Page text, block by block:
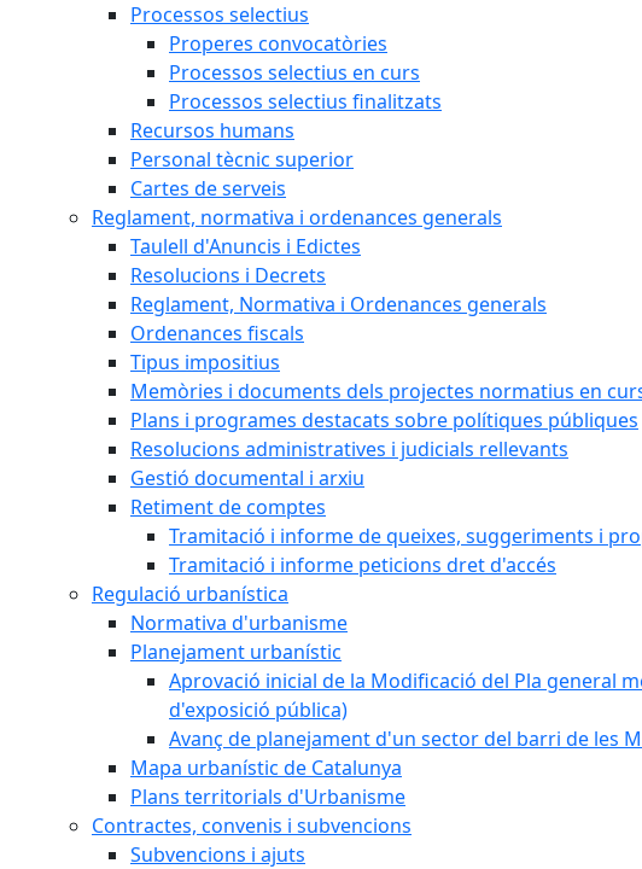
Processos selectius
Properes convocatòries
Processos selectius en curs
Processos selectius finalitzats
Recursos humans
Personal tècnic superior
Cartes de serveis
Reglament, normativa i ordenances generals
Taulell d'Anuncis i Edictes
Resolucions i Decrets
Reglament, Normativa i Ordenances generals
Ordenances fiscals
Tipus impositius
Memòries i documents dels projectes normatius en
Plans i programes destacats sobre polítiques públiques
Resolucions administratives i judicials rellevants
Gestió documental i arxiu
Retiment de comptes
Tramitació i informe de queixes, suggeriments i
Tramitació i informe peticions dret d'accés
Regulació urbanística
Normativa d'urbanisme
Planejament urbanístic
Aprovació inicial de la Modificació del Pla general
d'exposició pública)
Avanç de planejament d'un sector del barri de les
Mapa urbanístic de Catalunya
Plans territorials d'Urbanisme
Contractes, convenis i subvencions
Subvencions i ajuts